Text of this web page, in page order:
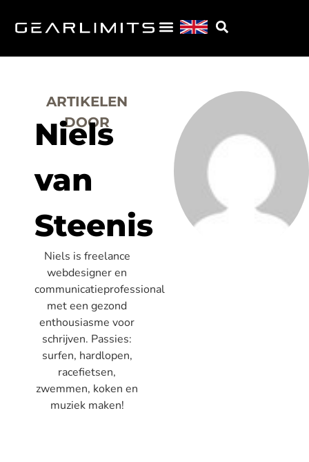
ARTIKELEN
DOOR
Niels
van
Steenis
Niels is freelance
webdesigner en
communicatieprofessional
met een gezond
enthousiasme voor
schrijven. Passies:
surfen, hardlopen,
racefietsen,
zwemmen, koken en
muziek maken!